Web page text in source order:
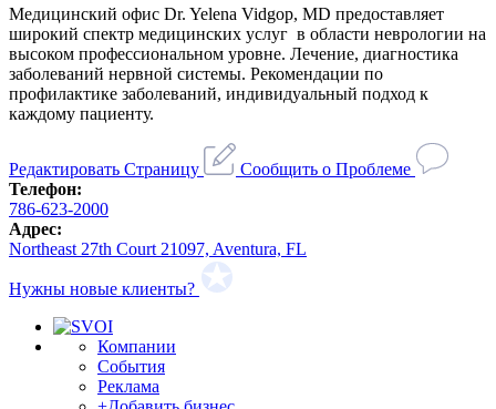
Медицинский офис Dr. Yelena Vidgop, MD предоставляет
широкий спектр медицинских услуг в области неврологии на
высоком профессиональном уровне. Лечение, диагностика
заболеваний нервной системы. Рекомендации по
профилактике заболеваний, индивидуальный подход к
каждому пациенту.
Редактировать Страницу
Сообщить о Проблеме
Телефон:
786-623-2000
Адрес:
Northeast 27th Court 21097, Aventura, FL
Нужны новые клиенты?
Компании
События
Реклама